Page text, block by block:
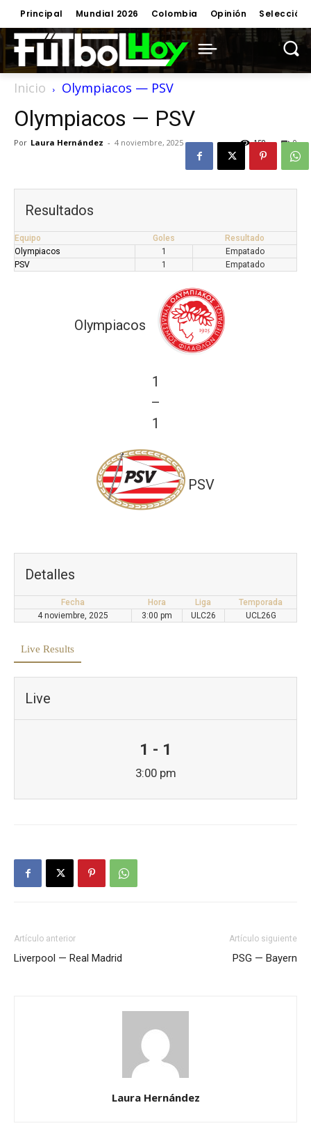
Principal Mundial 2026 Colombia Opinión Selección
Inicio Olympiacos — PSV
Olympiacos — PSV
Por Laura Hernández - 4 noviembre, 2025 0
150
Resultados
Equipo Goles
Resultado
Olympiacos
1
Empatado
PSV
1 Empatado
Olympiacos
1
—
1
PSV
Detalles
Fecha Hora Liga
Temporada
4 noviembre, 2025
3:00 pm ULC26 UCL26G
Live Results
Live
1 - 1
3:00 pm
Artículo anterior
Liverpool — Real Madrid
Artículo siguiente
PSG — Bayern
Laura Hernández